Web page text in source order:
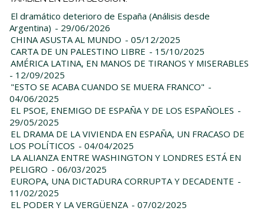
El dramático deterioro de España (Análisis desde
Argentina) - 29/06/2026
CHINA ASUSTA AL MUNDO - 05/12/2025
CARTA DE UN PALESTINO LIBRE - 15/10/2025
AMÉRICA LATINA, EN MANOS DE TIRANOS Y MISERABLES
- 12/09/2025
"ESTO SE ACABA CUANDO SE MUERA FRANCO" -
04/06/2025
EL PSOE, ENEMIGO DE ESPAÑA Y DE LOS ESPAÑOLES -
29/05/2025
EL DRAMA DE LA VIVIENDA EN ESPAÑA, UN FRACASO DE
LOS POLÍTICOS - 04/04/2025
LA ALIANZA ENTRE WASHINGTON Y LONDRES ESTÁ EN
PELIGRO - 06/03/2025
EUROPA, UNA DICTADURA CORRUPTA Y DECADENTE -
11/02/2025
EL PODER Y LA VERGÜENZA - 07/02/2025